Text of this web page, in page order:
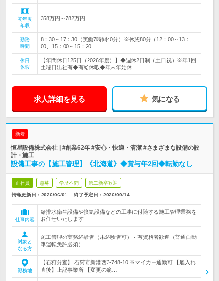
初年度
年収
358万円～782万円
勤務
時間
8：30～17：30（実働7時間40分）※休憩80分（12：00～13：
00、15：00～15：20…
休日
休暇
【年間休日125日（2026年度）】◆週休2日制（土日祝）※年1回
土曜日出社有◆有給休暇◆年末年始休…
求人詳細を見る 気になる
新着
恒星設備株式会社 | #創業62年 #安心・快適・清潔 #さまざまな設備の設
計・施工
設備工事の【施工管理】《北海道》◆賞与年2回◆転勤なし
正社員 急募 学歴不問 第二新卒歓迎
情報更新日：2026/06/01 終了予定日： 2026/09/14
仕事内容
給排水衛生設備や換気設備などの工事に付随する施工管理業務を
お任せいたします
対象と
なる方
施工管理の実務経験者（未経験者可）・有資格者歓迎（普通自動
車運転免許必須）
勤務地
【石狩分室】 石狩市新港西3-748-10 ※マイカー通勤可 【雇入れ
直後】上記事業所 【変更の範…